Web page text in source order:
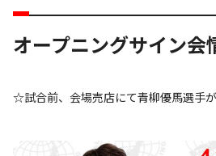
オープニングサイン会
☆試合前、会場売店にて青柳優馬選手